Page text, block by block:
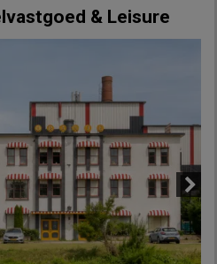
& Leisure
Next